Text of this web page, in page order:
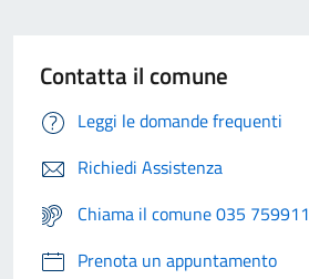
Contatta il comune
Leggi le domande frequenti
Richiedi Assistenza
Chiama il comune 035 759911
Prenota un appuntamento